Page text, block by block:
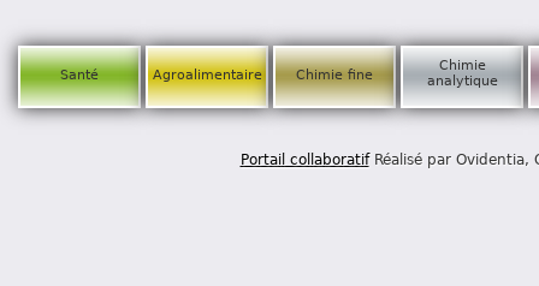
Santé Agroalimentaire Chimie fine
Chimie
analytique
Portail collaboratifRéalisé par Ovidentia,